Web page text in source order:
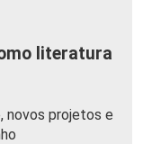
literatura
novos projetos e